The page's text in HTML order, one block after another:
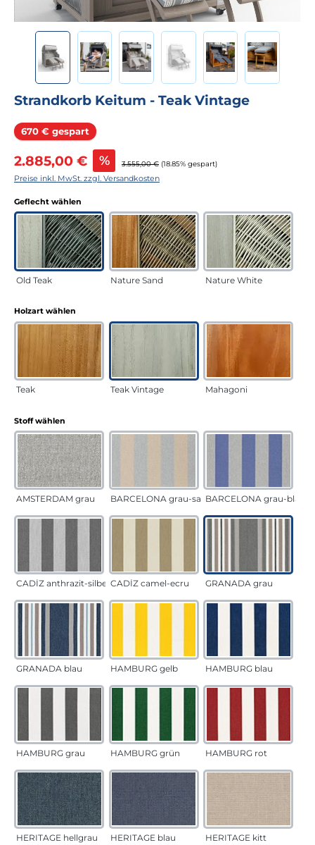
Strandkorb Keitum - Teak Vintage
670 € gespart Rabatt
Verkaufspreis:
2.885,00 € % Regulärer Preis:
3.555,00 € (18.85% gespart)
Preise inkl. MwSt. zzgl. Versandkosten
Geflecht wählen
Old Teak Nature Sand Nature White
Holzart wählen
Teak Teak Vintage Mahagoni
Stoff wählen
AMSTERDAM grau BARCELONA grau-sandBARCELONA grau-blau
CADÍZ anthrazit-silber CADÍZ camel-ecru GRANADA grau
GRANADA blau HAMBURG gelb HAMBURG blau
HAMBURG grau HAMBURG grün HAMBURG rot
HERITAGE hellgrau HERITAGE blau HERITAGE kitt